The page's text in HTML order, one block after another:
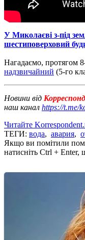
У Миколаєві з-під
шестиповерховий
Нагадаємо, протягом
надзвичайний (5-го
Новини від
наш канал https://t.me/
Читайте
ТЕГИ: вода, авария,
Якщо ви помітили
натисніть Ctrl + Enter,